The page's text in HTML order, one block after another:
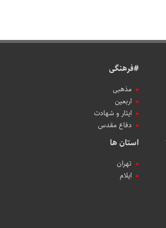
#فرهنگی
مذهبی
اربعین
ایثار و شهادت
دفاع مقدس
استان ها
تهران
ایلام